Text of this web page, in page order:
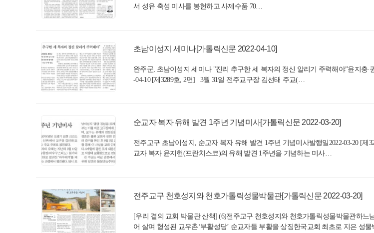
서 성유 축성 미사를 봉헌하고 사제수품 70…
초남이성지 세미나[가톨릭신문 2022-04-10]
완주군, 초남이성지 세미나 "진리 추구한 세 복자의 정신 알리기 주력해야”윤지충
-04-10 [제3289호, 2면] 3월 31일 전주교구장 김선태 주교(…
순교자 복자 유해 발견 1주년 기념미사[가톨릭신문 2022-03-20]
전주교구 초남이성지, 순교자 복자 유해 발견 1주년 기념미사발행일2022-03-20 [
교자 복자 윤지헌(프란치스코)의 유해 발견 1주년을 기념하는 미사…
전주교구 천호성지와 천호가톨릭성물박물관[가톨릭신문 2022-03-20]
[우리 곁의 교회 박물관 산책] (6)전주교구 천호성지와 천호가톨릭성물박물관하
어 살며 형성된 교우촌‘부활성당’ 순교자들 부활을 상징한국교회 최초로 지은 성